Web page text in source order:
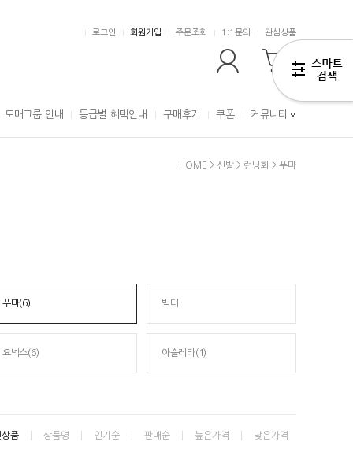
로그인 회원가입 주문조회 1:1문의 관심상품
도매그룹 안내 등급별 혜택안내 구매후기 쿠폰 커뮤니티
HOME > 신발 > 런닝화 > 푸마
푸마(6) 빅터
요넥스(6) 아슬레타(1)
상품 상품명 인기순 판매순 높은가격 낮은가격